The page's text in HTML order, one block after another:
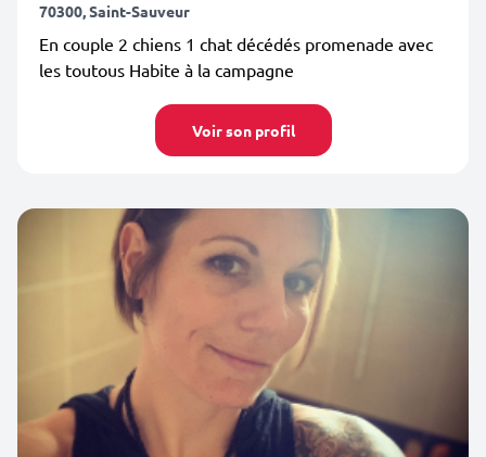
70300, Saint-Sauveur
En couple 2 chiens 1 chat décédés promenade avec
les toutous Habite à la campagne
Voir son profil